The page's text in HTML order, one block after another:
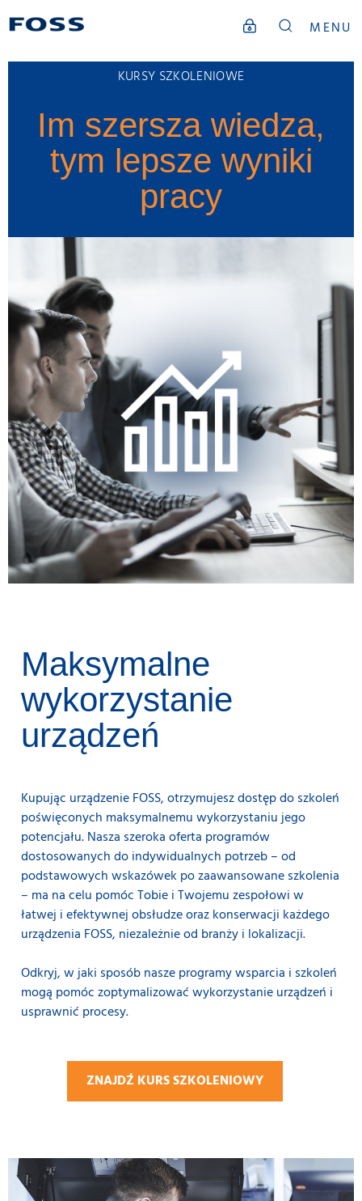
MENU
KURSY SZKOLENIOWE
Im szersza wiedza,
tym lepsze wyniki
pracy
Maksymalne
wykorzystanie
urządzeń
Kupując urządzenie FOSS, otrzymujesz dostęp do szkoleń
poświęconych maksymalnemu wykorzystaniu jego
potencjału. Nasza szeroka oferta programów
dostosowanych do indywidualnych potrzeb – od
podstawowych wskazówek po zaawansowane szkolenia
– ma na celu pomóc Tobie i Twojemu zespołowi w
łatwej i efektywnej obsłudze oraz konserwacji każdego
urządzenia FOSS, niezależnie od branży i lokalizacji.
Odkryj, w jaki sposób nasze programy wsparcia i szkoleń
mogą pomóc zoptymalizować wykorzystanie urządzeń i
usprawnić procesy.
ZNAJDŹ KURS SZKOLENIOWY